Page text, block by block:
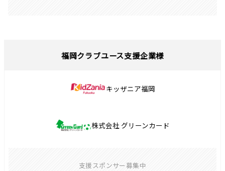
福岡クラブユース支援企業様
キッザニア福岡
株式会社 グリーンカード
支援スポンサー募集中